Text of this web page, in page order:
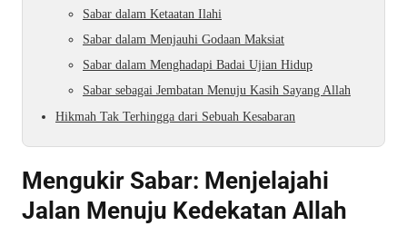
Sabar dalam Ketaatan Ilahi
Sabar dalam Menjauhi Godaan Maksiat
Sabar dalam Menghadapi Badai Ujian Hidup
Sabar sebagai Jembatan Menuju Kasih Sayang Allah
Hikmah Tak Terhingga dari Sebuah Kesabaran
Mengukir Sabar: Menjelajahi
Jalan Menuju Kedekatan Allah